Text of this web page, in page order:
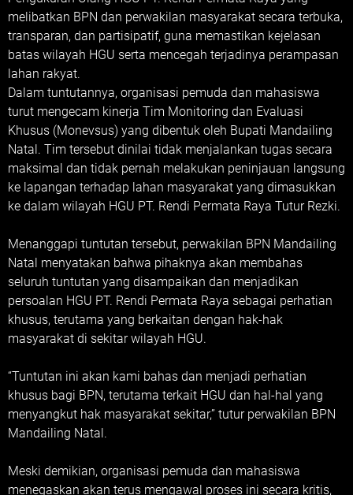
melibatkan BPN dan perwakilan masyarakat secara terbuka,
transparan, dan partisipatif, guna memastikan kejelasan
batas wilayah HGU serta mencegah terjadinya perampasan
lahan rakyat.
Dalam tuntutannya, organisasi pemuda dan mahasiswa
turut mengecam kinerja Tim Monitoring dan Evaluasi
Khusus (Monevsus) yang dibentuk oleh Bupati Mandailing
Natal. Tim tersebut dinilai tidak menjalankan tugas secara
maksimal dan tidak pernah melakukan peninjauan langsung
ke lapangan terhadap lahan masyarakat yang dimasukkan
ke dalam wilayah HGU PT. Rendi Permata Raya Tutur Rezki.
Menanggapi tuntutan tersebut, perwakilan BPN Mandailing
Natal menyatakan bahwa pihaknya akan membahas
seluruh tuntutan yang disampaikan dan menjadikan
persoalan HGU PT. Rendi Permata Raya sebagai perhatian
khusus, terutama yang berkaitan dengan hak-hak
masyarakat di sekitar wilayah HGU.
“Tuntutan ini akan kami bahas dan menjadi perhatian
khusus bagi BPN, terutama terkait HGU dan hal-hal yang
menyangkut hak masyarakat sekitar,” tutur perwakilan BPN
Mandailing Natal.
Meski demikian, organisasi pemuda dan mahasiswa
menegaskan akan terus mengawal proses ini secara kritis,